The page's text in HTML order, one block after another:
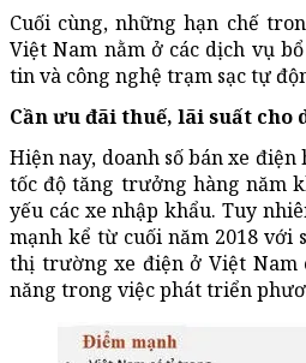
Cuối cùng, những hạn chế
Việt Nam nằm ở các dịch vụ
tin và công nghệ trạm sạc tự
Cần ưu đãi thuế, lãi suất
Hiện nay, doanh số bán xe
tốc độ tăng trưởng hàng năm
yếu các xe nhập khẩu. Tuy
mạnh kể từ cuối năm 2018 với
thị trường xe điện ở Việt Nam
năng trong việc phát triển